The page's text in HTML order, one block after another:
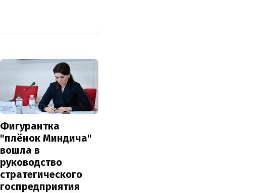
Фигурантка
"плёнок Миндича"
вошла в
руководство
стратегического
госпредприятия